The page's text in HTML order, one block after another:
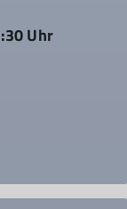
Uhr